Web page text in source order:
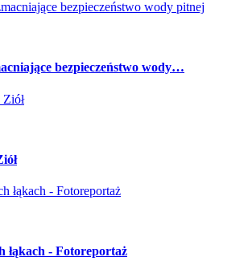
bezpieczeństwo wody…
łąkach - Fotoreportaż